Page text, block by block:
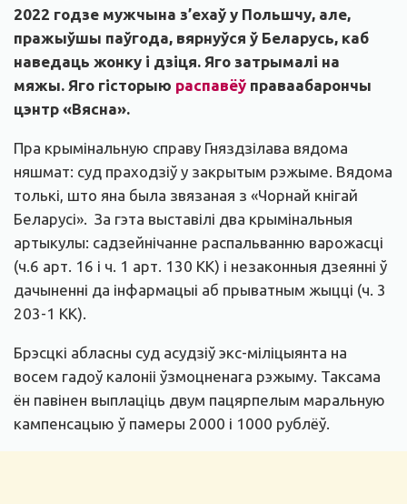
2022 годзе мужчына з’ехаў у Польшчу, але,
пражыўшы паўгода, вярнуўся ў Беларусь, каб
наведаць жонку і дзіця. Яго затрымалі на
мяжы. Яго гісторыю распавёў праваабарончы
цэнтр «Вясна».
Пра крымінальную справу Гняздзілава вядома
няшмат: суд праходзіў у закрытым рэжыме. Вядома
толькі, што яна была звязаная з «Чорнай кнігай
Беларусі». За гэта выставілі два крымінальныя
артыкулы: садзейнічанне распальванню варожасці
(ч.6 арт. 16 і ч. 1 арт. 130 КК) і незаконныя дзеянні ў
дачыненні да інфармацыі аб прыватным жыцці (ч. 3
203-1 КК).
Брэсцкі абласны суд асудзіў экс-міліцыянта на
восем гадоў калоніі ўзмоцненага рэжыму. Таксама
ён павінен выплаціць двум пацярпелым маральную
кампенсацыю ў памеры 2000 і 1000 рублёў.